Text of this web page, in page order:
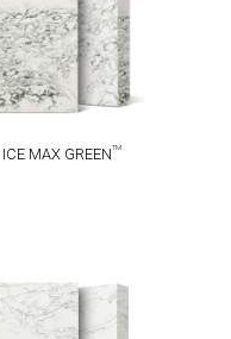
ICE MAX GREENTM
ICE MAX
PURE